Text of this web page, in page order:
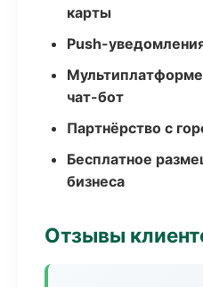
карты
Push-
чат-бот
Партнёрство с
Бесплатное
бизнеса
Отзывы